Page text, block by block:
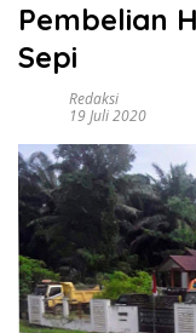
Pembelian
Sepi
Redaksi
19 Juli 2020